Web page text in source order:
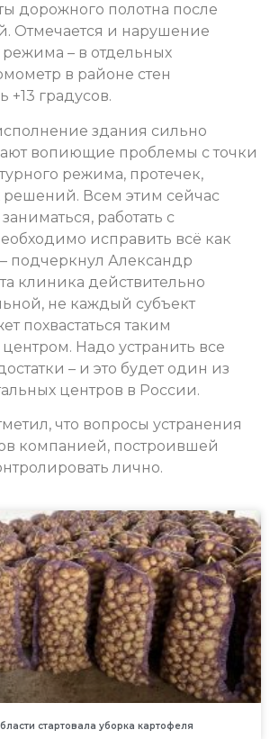
дорожного полотна после
Отмечается и нарушение
режима – в отдельных
в районе стен
+13 градусов.
здания сильно
вопиющие проблемы с точки
режима, протечек,
решений. Всем этим сейчас
работать с
исправить всё как
подчеркнул Александр
клиника действительно
не каждый субъект
похвастаться таким
Надо устранить все
– и это будет один из
центров в России.
что вопросы устранения
компанией, построившей
лично.
стартовала уборка картофеля